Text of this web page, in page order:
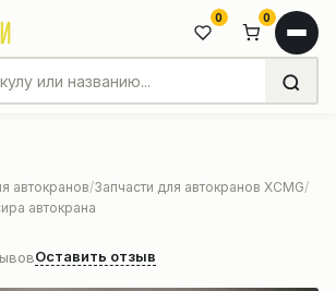
0 0
автокранов Запчасти для автокранов XCMG
автокрана
Оставить отзыв